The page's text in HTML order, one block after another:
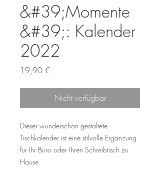
&#39;Momente
&#39;: Kalender
2022
19,90 €
Nicht verfügbar
Dieser wunderschön gestaltete
Tischkalender ist eine stilvolle Ergänzung
für Ihr Büro oder Ihren Schreibtisch zu
Hause.